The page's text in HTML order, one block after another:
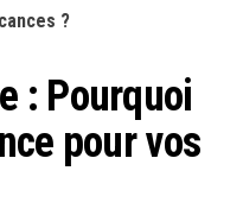
?
: Pourquoi
pour vos